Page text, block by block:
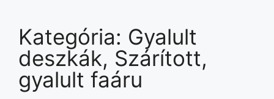
Kategória: Gyalult
deszkák, Szárított,
gyalult faáru